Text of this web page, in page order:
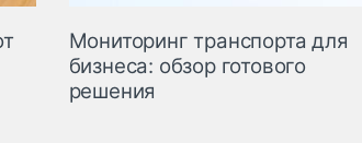
Мониторинг транспорта для
бизнеса: обзор готового
решения